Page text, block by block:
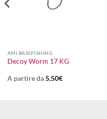
AMI BASSFISHING
Decoy Worm 17 KG
A partire da5,50€